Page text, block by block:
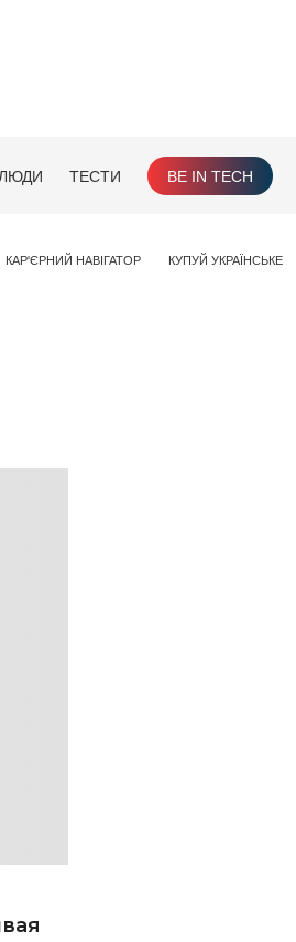
ЛЮДИ ТЕСТИ BE IN TECH
КАР'ЄРНИЙ НАВІГАТОР КУПУЙ УКРАЇНСЬКЕ